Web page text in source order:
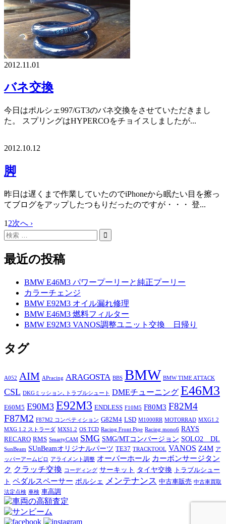
2012.11.01
バネ交換
今日はポルシェ997/GT3のバネ交換をさせていただきまし
た。 スプリングはHYPERCOをチョイスしましたが...
2012.10.12
脚
昨日は遅くまで作業していたのでiPhoneから眠たい目を擦っ
てブログをアップしたつもりだったのですが・・・ 登...
1 2次へ ›
最近の投稿
BMW E46M3 パワープーリーと純正プーリー
カラーチェンジ
BMW E92M3 オイル漏れ修理
BMW E46M3 燃料フィルター
BMW E92M3 VANOS調整ユニット交換 日帰り
タグ
A052 AIM APracing ARAGOSTA BBS BMW BMW TIME ATTACK
CSL DKGミッション､トラブルシュート DMEチューニング E46M3
E60M5 E90M3 E92M3 ENDLESS F10M5 F80M3 F82M4
F87M2 F87M2 コンペティション G82M4 LSD M1000RR MOTORRAD MXG1.2
MXG 1.2 ストラーダ MXS1.2 OS TCD Racing Front Pipe Racing mono6 RAYS
RECARO RMS SmartyCAM SMG SMG/MTコンバージョン SOLO2 DL
SunBeam SUnBeamオリジナルパーツ TE37 TRACKTOOL VANOS Z4M ア
ッパーアームピロ
アライメント調整 オーバーホール カーボンサージタン
ク クラッチ交換 コーディング サーキット タイヤ交換 トラブルシュー
ト ペダルスペーサー ポルシェ メンテナンス 中古車販売 中古車買取
法定点検 車検 車高調